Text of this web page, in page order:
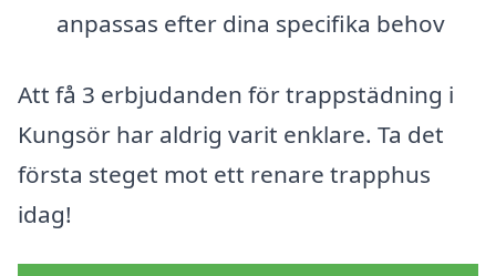
anpassas efter dina specifika behov
Att få 3 erbjudanden för trappstädning i
Kungsör har aldrig varit enklare. Ta det
första steget mot ett renare trapphus
idag!